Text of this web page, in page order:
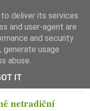
netradiční
deliver its services
and user-agent are
and security
usage
abuse.
IT